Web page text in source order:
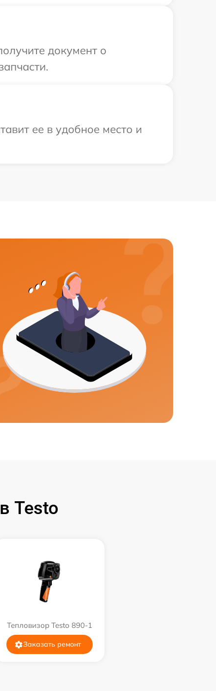
документ о
ее в удобное место и
Testo
Тепловизор Testo 890-1
Заказать ремонт